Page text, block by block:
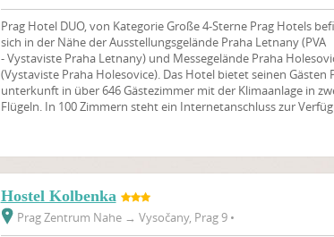
Prag Hotel DUO, von Kategorie Große 4-Sterne Prag Hotels
sich in der Nähe der Ausstellungsgelände Praha Letnany (PVA
- Vystaviste Praha Letnany) und Messegelände Praha
(Vystaviste Praha Holesovice). Das Hotel bietet seinen Gästen
unterkunft in über 646 Gästezimmer mit der Klimaanlage in
Flügeln. In 100 Zimmern steht ein Internetanschluss zur
Hostel Kolbenka
Prag Zentrum Nahe → Vysočany, Prag 9 •